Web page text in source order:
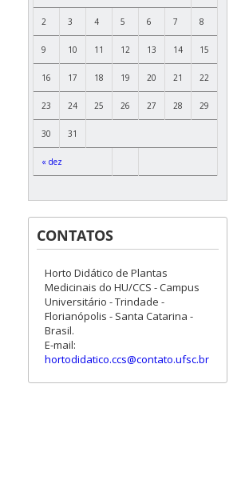
« dez
2 3 4 5 6 7 8
9 10 11 12 13 14 15
16 17 18 19 20 21 22
23 24 25 26 27 28 29
30 31
CONTATOS
Horto Didático de Plantas
Medicinais do HU/CCS - Campus
Universitário - Trindade -
Florianópolis - Santa Catarina -
Brasil.
E-mail:
hortodidatico.ccs@contato.ufsc.br